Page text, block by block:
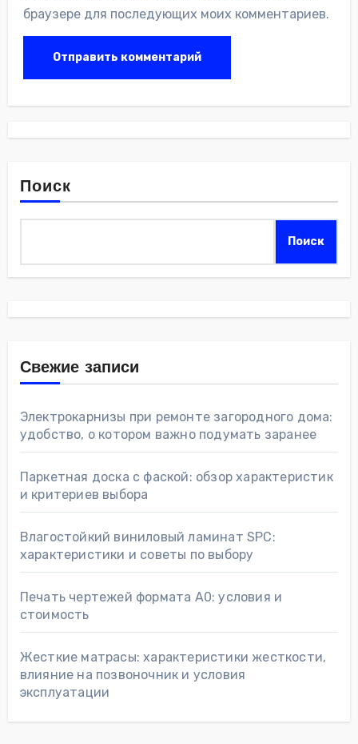
браузере для последующих моих комментариев.
Поиск
Поиск
Свежие записи
Электрокарнизы при ремонте загородного дома:
удобство, о котором важно подумать заранее
Паркетная доска с фаской: обзор характеристик
и критериев выбора
Влагостойкий виниловый ламинат SPC:
характеристики и советы по выбору
Печать чертежей формата А0: условия и
стоимость
Жесткие матрасы: характеристики жесткости,
влияние на позвоночник и условия
эксплуатации